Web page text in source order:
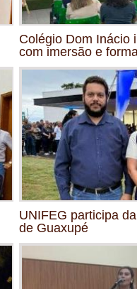
Colégio Dom Inácio
com imersão e
UNIFEG participa
de Guaxupé